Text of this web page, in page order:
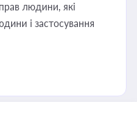
людини, які
і застосування